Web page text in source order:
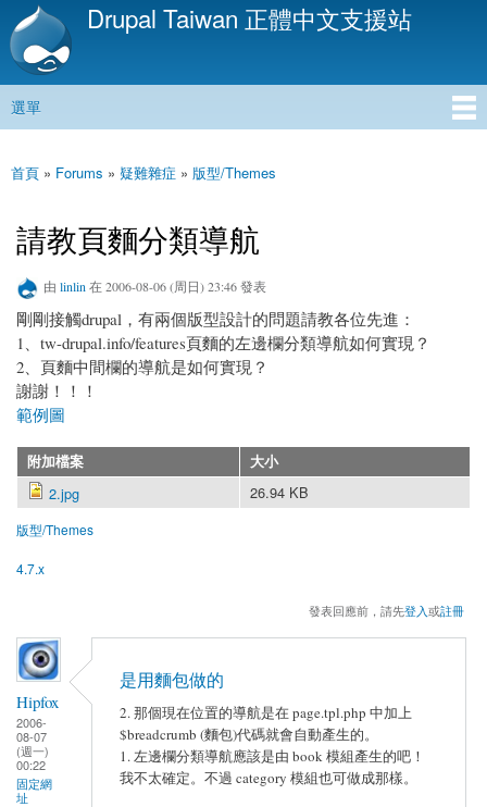
移
內
Drupal Taiwan 正體中文支援站
主選單
選單
您在這裡
首頁 » Forums » 疑難雜症 » 版型/Themes
請教頁麵分類導航
由 linlin 在 2006-08-06 (周日) 23:46 發表
剛剛接觸drupal，有兩個版型設計的問題請教各位先進：
1、tw-drupal.info/features頁麵的左邊欄分類導航如何實現？
2、頁麵中間欄的導航是如何實現？
謝謝！！！
範例圖
附加檔案 大小
2.jpg 26.94 KB
版型/Themes
4.7.x
發表回應前，請先登入或註冊
Hipfox
2006-
08-07
(週一)
00:22
固定網
址
是用麵包做的
2. 那個現在位置的導航是在 page.tpl.php 中加上
$breadcrumb (麵包)代碼就會自動產生的。
1. 左邊欄分類導航應該是由 book 模組產生的吧！
我不太確定。不過 category 模組也可做成那樣。